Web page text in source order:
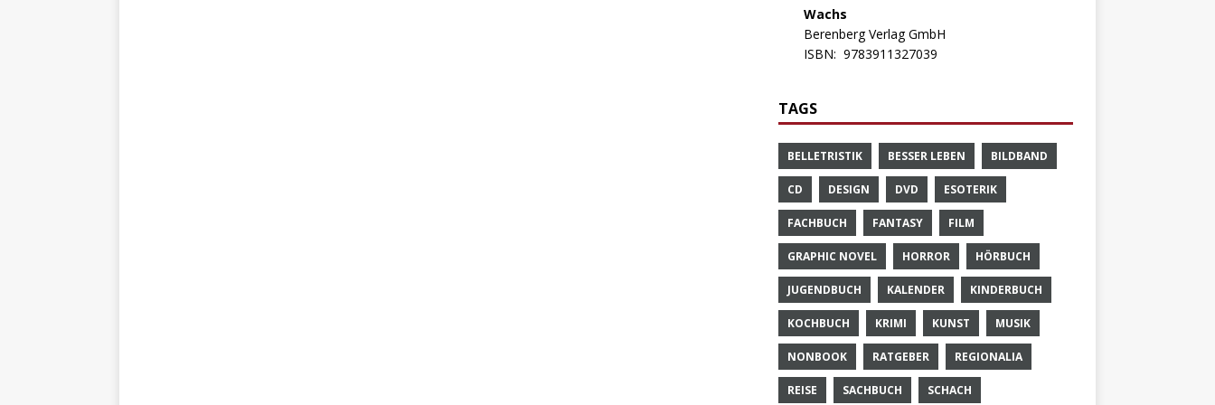
Wachs
Berenberg Verlag GmbH
ISBN: 9783911327039
TAGS
BELLETRISTIK BESSER LEBEN BILDBAND
CD DESIGN DVD ESOTERIK
FACHBUCH FANTASY FILM
GRAPHIC NOVEL HORROR HÖRBUCH
JUGENDBUCH KALENDER KINDERBUCH
KOCHBUCH KRIMI KUNST MUSIK
NONBOOK RATGEBER REGIONALIA
REISE SACHBUCH SCHACH